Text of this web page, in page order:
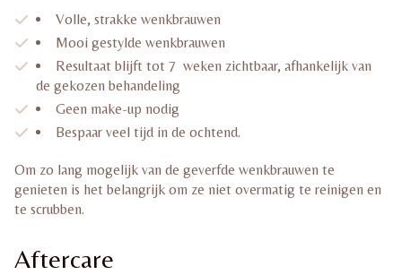
Volle, strakke wenkbrauwen
Mooi gestylde wenkbrauwen
Resultaat blijft tot 7 weken zichtbaar, afhankelijk van
de gekozen behandeling
Geen make-up nodig
Bespaar veel tijd in de ochtend.
Om zo lang mogelijk van de geverfde wenkbrauwen te
genieten is het belangrijk om ze niet overmatig te reinigen en
te scrubben.
Aftercare